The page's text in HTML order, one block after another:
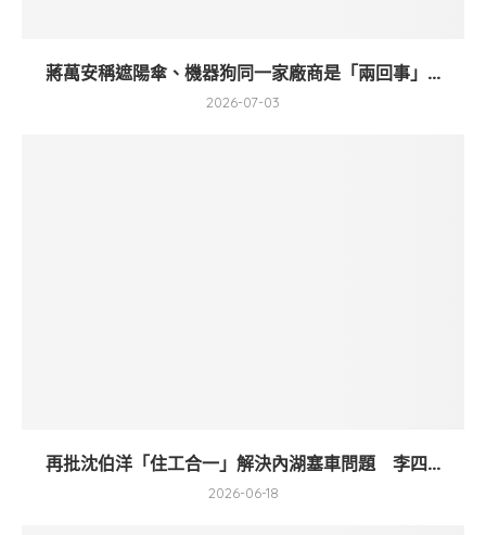
蔣萬安稱遮陽傘、機器狗同一家廠商是「兩回事」...
2026-07-03
再批沈伯洋「住工合一」解決內湖塞車問題 李四...
2026-06-18